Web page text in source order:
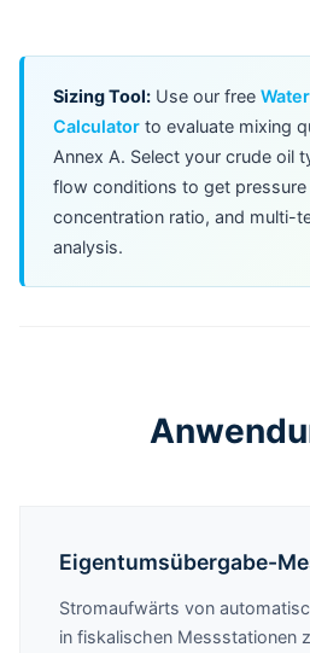
Sizing Tool: Use our free
Calculator to evaluate mixing
Annex A. Select your crude oil
flow conditions to get
concentration ratio, and multi-
analysis.
Eigentumsübergabe-
Stromaufwärts von
in fiskalischen Messstationen